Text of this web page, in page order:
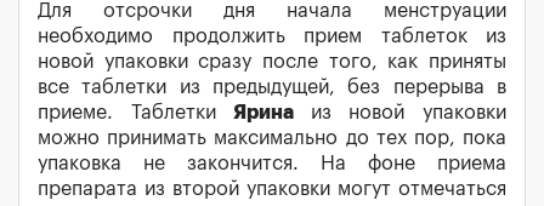
Для отсрочки дня начала менструации
необходимо продолжить прием таблеток из
новой упаковки сразу после того, как приняты
все таблетки из предыдущей, без перерыва в
приеме. Таблетки Ярина из новой упаковки
можно принимать максимально до тех пор, пока
упаковка не закончится. На фоне приема
препарата из второй упаковки могут отмечаться